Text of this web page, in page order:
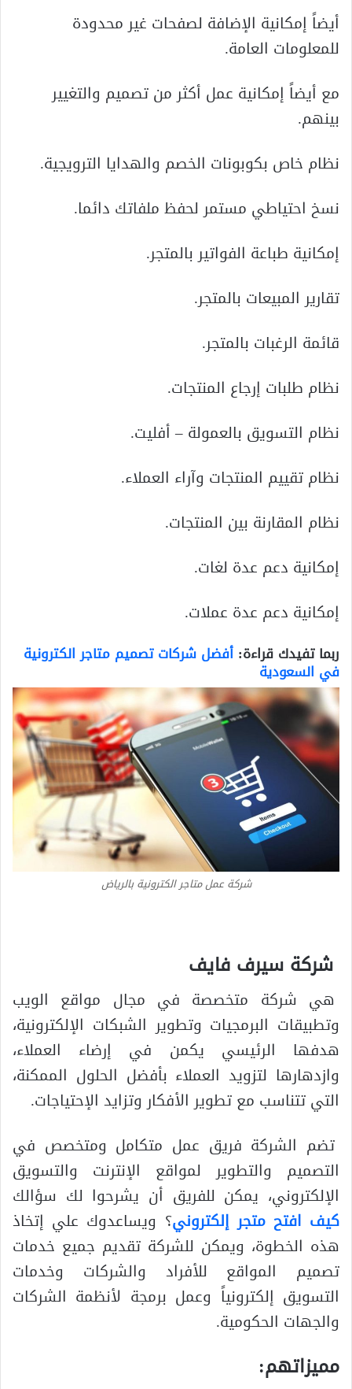
أيضاً إمكانية الإضافة لصفحات غير محدودة
للمعلومات العامة.
مع أيضاً إمكانية عمل أكثر من تصميم والتغيير
بينهم.
نظام خاص بكوبونات الخصم والهدايا الترويجية.
نسخ احتياطي مستمر لحفظ ملفاتك دائما.
إمكانية طباعة الفواتير بالمتجر.
تقارير المبيعات بالمتجر.
قائمة الرغبات بالمتجر.
نظام طلبات إرجاع المنتجات.
نظام التسويق بالعمولة – أفليت.
نظام تقييم المنتجات وآراء العملاء.
نظام المقارنة بين المنتجات.
إمكانية دعم عدة لغات.
إمكانية دعم عدة عملات.
ربما تفيدك قراءة: أفضل شركات تصميم متاجر الكترونية
في السعودية
شركة عمل متاجر الكترونية بالرياض
شركة سيرف فايف
هي شركة متخصصة في مجال مواقع الويب
وتطبيقات البرمجيات وتطوير الشبكات الإلكترونية،
هدفها الرئيسي يكمن في إرضاء العملاء،
وازدهارها لتزويد العملاء بأفضل الحلول الممكنة،
التي تتناسب مع تطوير الأفكار وتزايد الإحتياجات.
تضم الشركة فريق عمل متكامل ومتخصص في
التصميم والتطوير لمواقع الإنترنت والتسويق
الإلكتروني، يمكن للفريق أن يشرحوا لك سؤالك
كيف افتح متجر إلكتروني؟ ويساعدوك علي إتخاذ
هذه الخطوة، ويمكن للشركة تقديم جميع خدمات
تصميم المواقع للأفراد والشركات وخدمات
التسويق إلكترونياً وعمل برمجة لأنظمة الشركات
والجهات الحكومية.
مميزاتهم: